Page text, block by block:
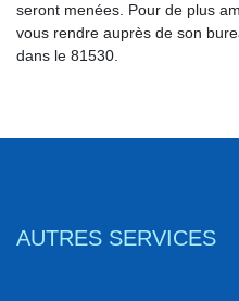
seront menées. Pour de plus
vous rendre auprès de son
dans le 81530.
AUTRES SERVICES